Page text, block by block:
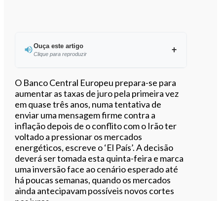
Ouça este artigo
Clique para reproduzir
Ouvir este artigo
O Banco Central Europeu prepara-se para
aumentar as taxas de juro pela primeira vez
em quase três anos, numa tentativa de
enviar uma mensagem firme contra a
inflação depois de o conflito com o Irão ter
voltado a pressionar os mercados
energéticos, escreve o ‘El País’. A decisão
deverá ser tomada esta quinta-feira e marca
uma inversão face ao cenário esperado até
há poucas semanas, quando os mercados
ainda antecipavam possíveis novos cortes